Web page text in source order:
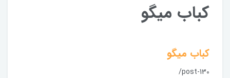
کباب میگو
کباب میگو
/post-130